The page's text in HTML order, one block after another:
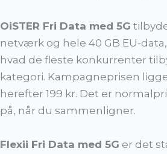
OiSTER Fri Data med 5G
netværk og hele 40 GB EU-
hvad de fleste konkurrenter
kategori. Kampagneprisen
herefter 199 kr. Det er
på, når du sammenligner.
Flexii Fri Data med 5G er det